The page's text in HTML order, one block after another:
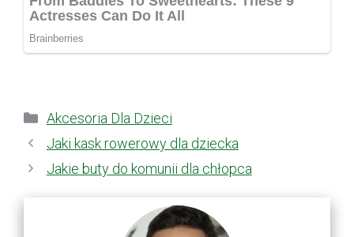
Kategorie
Akcesoria Dla Dzieci
Jaki kask rowerowy dla dziecka
Jakie buty do komunii dla chłopca